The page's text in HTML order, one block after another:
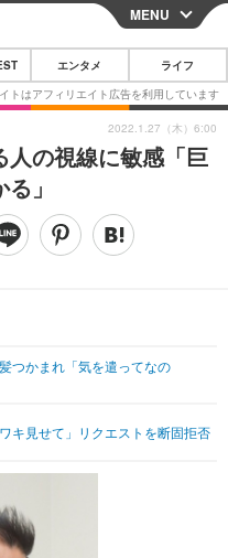
CLOSE
スマートフォン
その他
映画・ドラマ
その他
MENU
エンタメ ライフ
人の視線に敏感「巨
」
つかまれ「気を遣ってなの
キ見せて」リクエストを断固拒否
2022.1.27（木）6:00